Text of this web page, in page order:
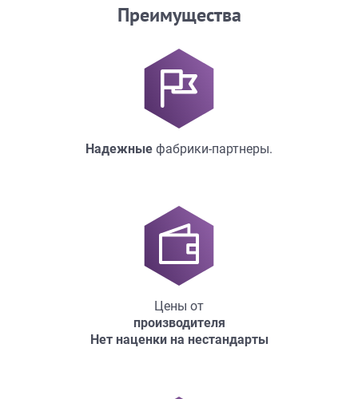
Преимущества
Надежные фабрики-партнеры.
Цены от
производителя
Нет наценки на нестандарты